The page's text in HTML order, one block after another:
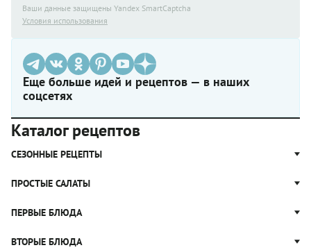
Ваши данные защищены Yandex SmartCaptcha
Условия использования
Еще больше идей и рецептов — в наших
соцсетях
Каталог рецептов
СЕЗОННЫЕ РЕЦЕПТЫ
Рецепты из капусты
Рецепты с грибами
Яблочные пироги
ПРОСТЫЕ САЛАТЫ
Простые салаты
Салат Цезарь
ПЕРВЫЕ БЛЮДА
Щи
ВТОРЫЕ БЛЮДА